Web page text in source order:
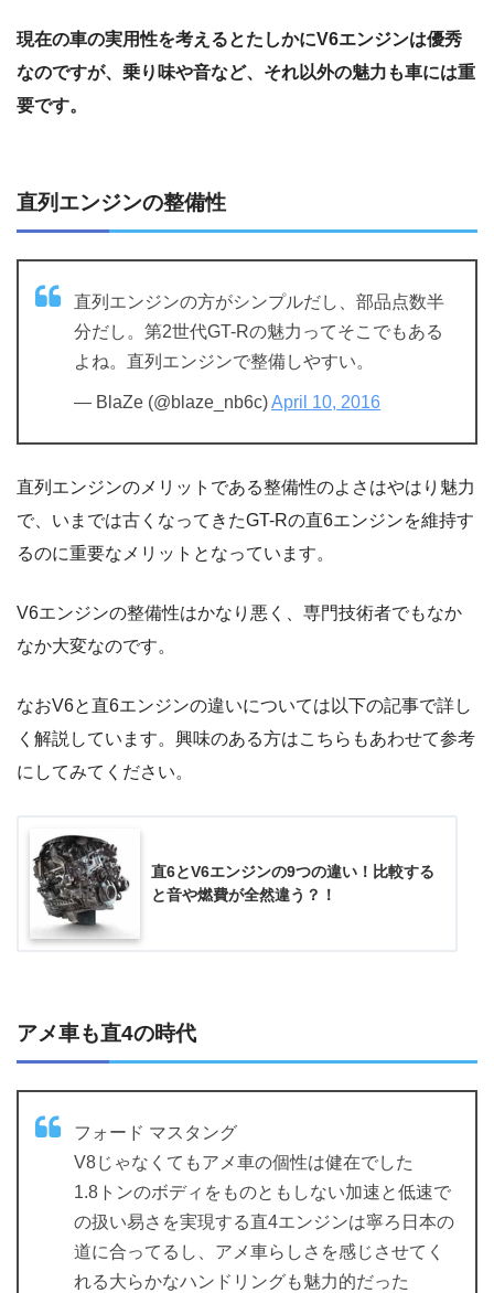
現在の車の実用性を考えるとたしかにV6エンジンは優秀
なのですが、乗り味や音など、それ以外の魅力も車には重
要です。
直列エンジンの整備性
直列エンジンの方がシンプルだし、部品点数半
分だし。第2世代GT-Rの魅力ってそこでもある
よね。直列エンジンで整備しやすい。
— BlaZe (@blaze_nb6c)April 10, 2016
直列エンジンのメリットである整備性のよさはやはり魅力
で、いまでは古くなってきたGT-Rの直6エンジンを維持す
るのに重要なメリットとなっています。
V6エンジンの整備性はかなり悪く、専門技術者でもなか
なか大変なのです。
なおV6と直6エンジンの違いについては以下の記事で詳し
く解説しています。興味のある方はこちらもあわせて参考
にしてみてください。
直6とV6エンジンの9つの違い！比較する
と音や燃費が全然違う？！
アメ車も直4の時代
フォード マスタング
V8じゃなくてもアメ車の個性は健在でした
1.8トンのボディをものともしない加速と低速で
の扱い易さを実現する直4エンジンは寧ろ日本の
道に合ってるし、アメ車らしさを感じさせてく
れる大らかなハンドリングも魅力的だった